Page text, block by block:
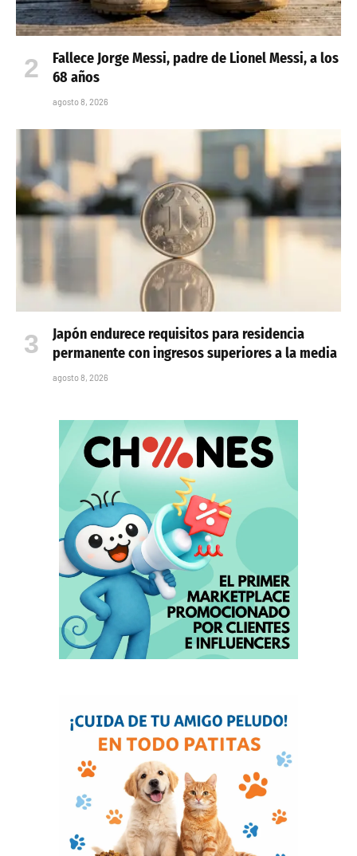
Fallece Jorge Messi, padre de Lionel Messi, a los
68 años
agosto 8, 2026
Japón endurece requisitos para residencia
permanente con ingresos superiores a la media
agosto 8, 2026